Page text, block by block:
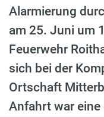
Alarmierung
am 25. Juni um
Feuerwehr
sich bei der
Ortschaft
Anfahrt war